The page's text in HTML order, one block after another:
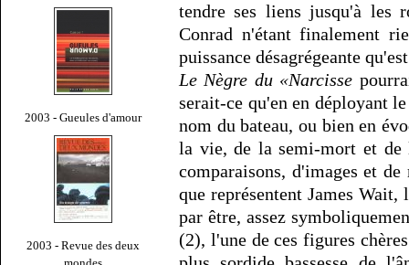
2003 - Gueules d'amour
2003 - Revue des deux
tendre ses liens jusqu'à les
Conrad n'étant finalement
puissance désagrégeante
Le Nègre du «Narcisse
serait-ce qu'en en déployant
nom du bateau, ou bien en
la vie, de la semi-mort et
comparaisons, d'images et
que représentent James
par être, assez
(2), l'une de ces figures